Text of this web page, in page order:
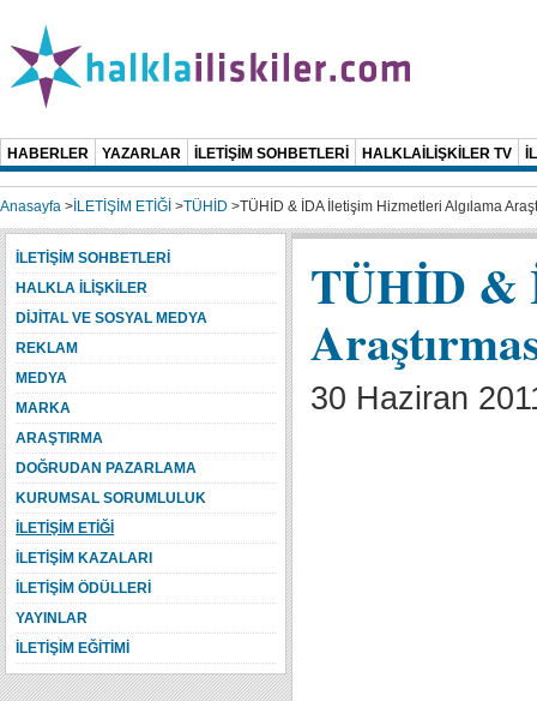
HABERLER YAZARLAR İLETİŞİM SOHBETLERİ HALKLAİLİŞKİLER TV
Anasayfa > İLETİŞİM ETİĞİ >TÜHİD >TÜHİD & İDA İletişim Hizmetleri Algılama
TÜHİD &
30 Haziran
İLETİŞİM SOHBETLERİ
HALKLA İLİŞKİLER
DİJİTAL VE SOSYAL MEDYA
REKLAM
MEDYA
MARKA
ARAŞTIRMA
DOĞRUDAN PAZARLAMA
KURUMSAL SORUMLULUK
İLETİŞİM ETİĞİ
İLETİŞİM KAZALARI
İLETİŞİM ÖDÜLLERİ
YAYINLAR
İLETİŞİM EĞİTİMİ